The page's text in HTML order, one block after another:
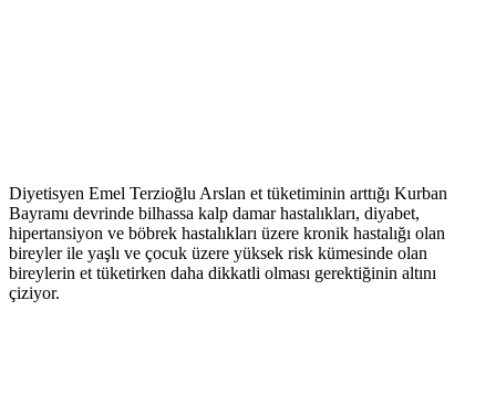
Diyetisyen Emel Terzioğlu Arslan et tüketiminin arttığı Kurban
Bayramı devrinde bilhassa kalp damar hastalıkları, diyabet,
hipertansiyon ve böbrek hastalıkları üzere kronik hastalığı olan
bireyler ile yaşlı ve çocuk üzere yüksek risk kümesinde olan
bireylerin et tüketirken daha dikkatli olması gerektiğinin altını
çiziyor.